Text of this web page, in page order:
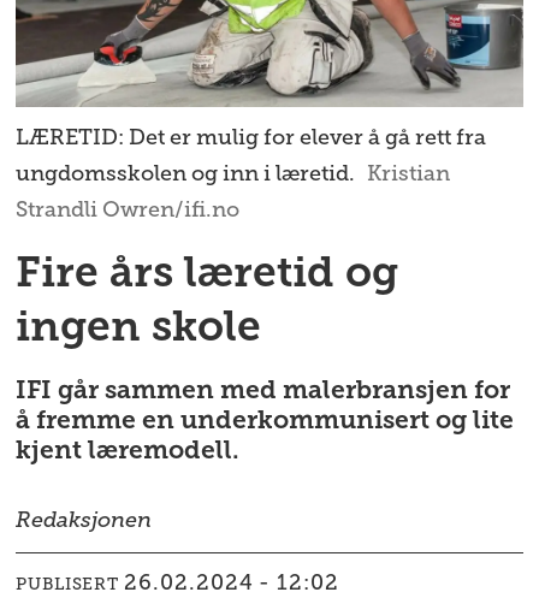
LÆRETID: Det er mulig for elever å gå rett fra
ungdomsskolen og inn i læretid. Kristian
Strandli Owren/ifi.no
Fire års læretid og
ingen skole
IFI går sammen med malerbransjen for
å fremme en underkommunisert og lite
kjent læremodell.
Redaksjonen
PUBLISERT 26.02.2024 - 12:02